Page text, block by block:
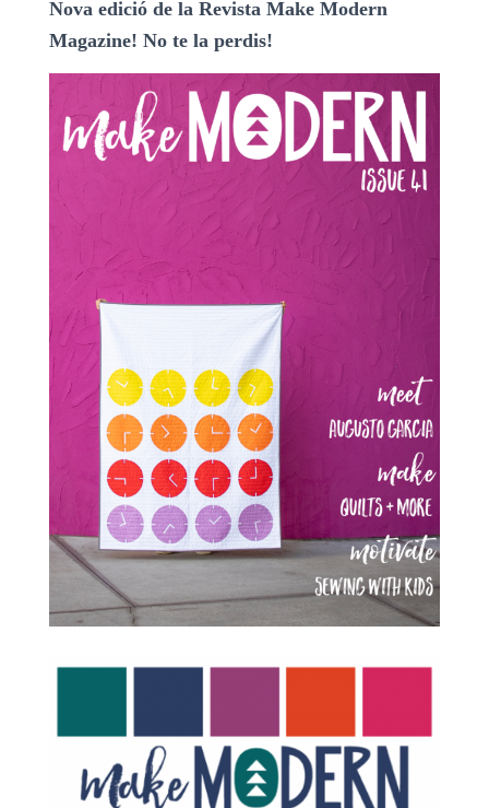
Nova edició de la Revista Make Modern
Magazine! No te la perdis!